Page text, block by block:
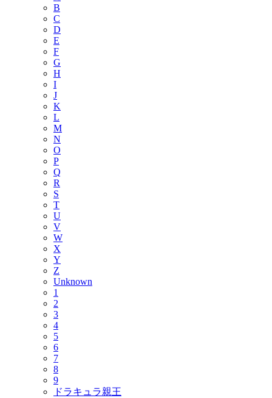
B
C
D
E
F
G
H
I
J
K
L
M
N
O
P
Q
R
S
T
U
V
W
X
Y
Z
Unknown
1
2
3
4
5
6
7
8
9
ドラキュラ親王